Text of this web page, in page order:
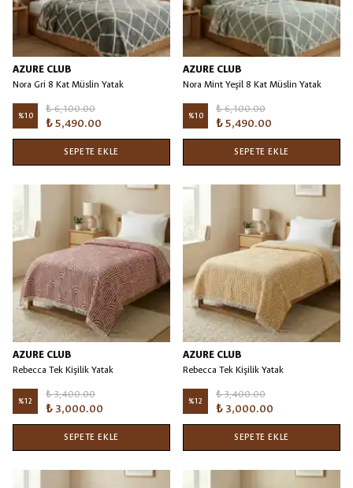
AZURE CLUB
Nora Gri 8 Kat Müslin Yatak
%10
₺ 6,100.00
₺ 5,490.00
SEPETE EKLE
AZURE CLUB
Nora Mint Yeşil 8 Kat Müslin Yatak
%10
₺ 6,100.00
₺ 5,490.00
SEPETE EKLE
AZURE CLUB
Rebecca Tek Kişilik Yatak
%12
₺ 3,400.00
₺ 3,000.00
SEPETE EKLE
AZURE CLUB
Rebecca Tek Kişilik Yatak
%12
₺ 3,400.00
₺ 3,000.00
SEPETE EKLE